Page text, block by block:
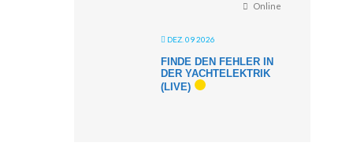
Online
DEZ. 09 2026
FINDE DEN FEHLER IN
DER YACHTELEKTRIK
(LIVE)